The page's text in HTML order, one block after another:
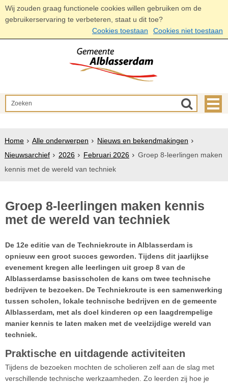
Wij zouden graag functionele cookies willen gebruiken om de
gebruikerservaring te verbeteren, staat u dit toe?
Cookies toestaan
Cookies niet toestaan
Home Alle onderwerpen
Nieuws en bekendmakingen
Nieuwsarchief
2026 Februari 2026
Groep 8-leerlingen maken
kennis met de wereld van techniek
Groep 8-leerlingen maken kennis
met de wereld van techniek
De 12e editie van de Techniekroute in Alblasserdam is
opnieuw een groot succes geworden. Tijdens dit jaarlijkse
evenement kregen alle leerlingen uit groep 8 van de
Alblasserdamse basisscholen de kans om twee technische
bedrijven te bezoeken. De Techniekroute is een samenwerking
tussen scholen, lokale technische bedrijven en de gemeente
Alblasserdam, met als doel kinderen op een laagdrempelige
manier kennis te laten maken met de veelzijdige wereld van
techniek.
Praktische en uitdagende activiteiten
Tijdens de bezoeken mochten de scholieren zelf aan de slag met
verschillende technische werkzaamheden. Zo leerden zij hoe je